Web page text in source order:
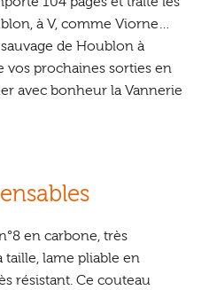
à V, comme Viorne…
de Houblon à
vos prochaines sorties en
avec bonheur la Vannerie
en carbone, très
taille, lame pliable en
résistant. Ce couteau